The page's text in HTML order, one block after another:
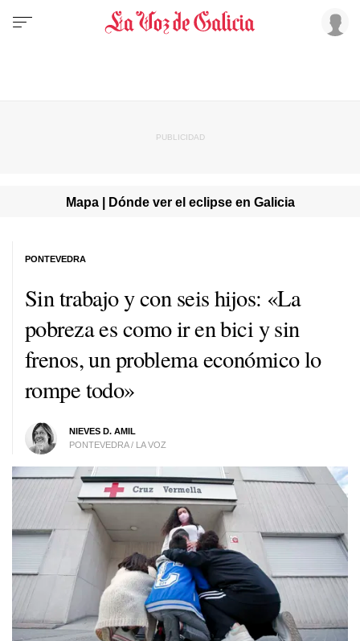
Mapa | Dónde ver el eclipse en Galicia
Sin trabajo y con seis hijos: «La
pobreza es como ir en bici y sin
frenos, un problema económico lo
rompe todo»
NIEVES D. AMIL
PONTEVEDRA / LA VOZ
PONTEVEDRA